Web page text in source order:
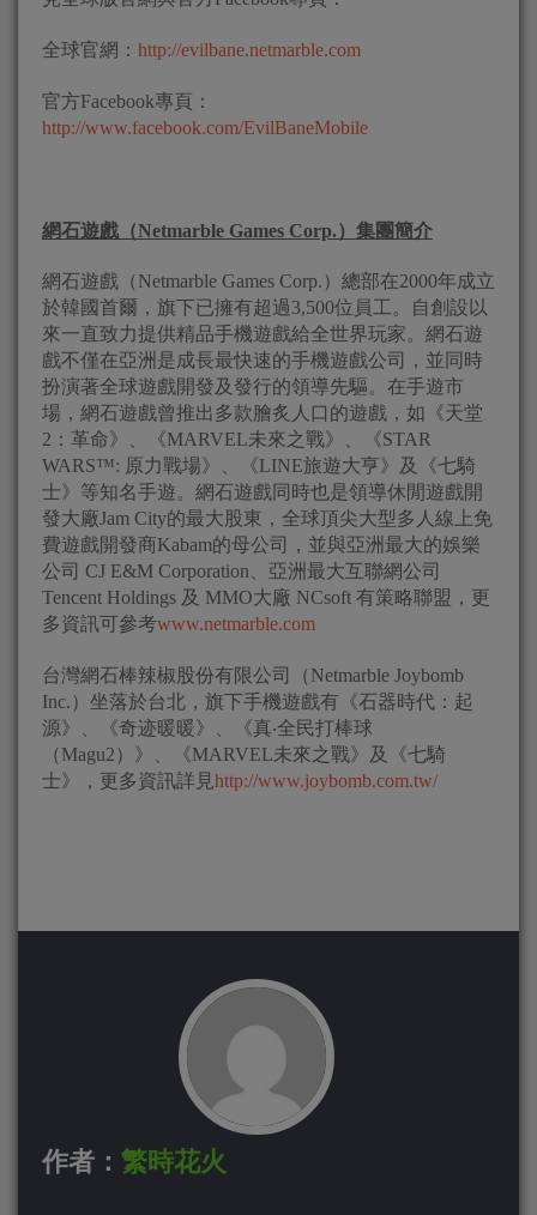
全球官網： http://evilbane.netmarble.com
官方Facebook專頁：
http://www.facebook.com/EvilBaneMobile
網石遊戲（Netmarble Games Corp.）集團簡介
網石遊戲（Netmarble Games Corp.）總部在2000年成立
於韓國首爾，旗下已擁有超過3,500位員工。自創設以
來一直致力提供精品手機遊戲給全世界玩家。網石遊
戲不僅在亞洲是成長最快速的手機遊戲公司，並同時
扮演著全球遊戲開發及發行的領導先驅。在手遊市
場，網石遊戲曾推出多款膾炙人口的遊戲，如《天堂
2：革命》、《MARVEL未來之戰》、《STAR
WARS™: 原力戰場》、《LINE旅遊大亨》及《七騎
士》等知名手遊。網石遊戲同時也是領導休閒遊戲開
發大廠Jam City的最大股東，全球頂尖大型多人線上免
費遊戲開發商Kabam的母公司，並與亞洲最大的娛樂
公司 CJ E&M Corporation、亞洲最大互聯網公司
Tencent Holdings 及 MMO大廠 NCsoft 有策略聯盟，更
多資訊可參考www.netmarble.com
台灣網石棒辣椒股份有限公司（Netmarble Joybomb
Inc.）坐落於台北，旗下手機遊戲有《石器時代：起
源》、《奇迹暖暖》、《真‧全民打棒球
（Magu2）》、《MARVEL未來之戰》及《七騎
士》，更多資訊詳見http://www.joybomb.com.tw/
作者： 繁時花火